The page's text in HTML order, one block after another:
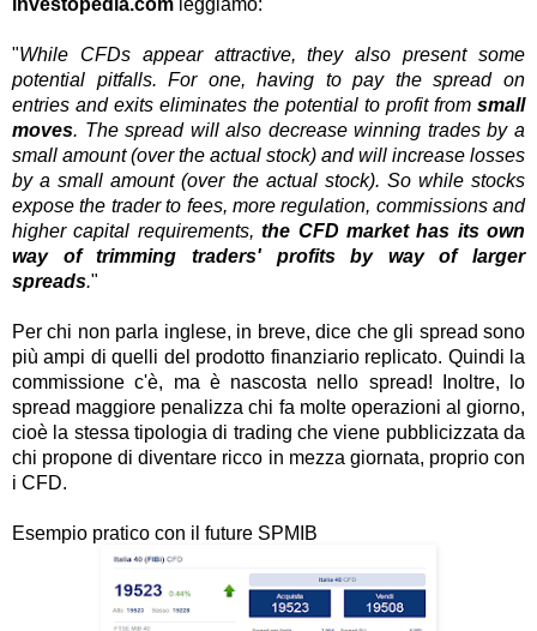
"While CFDs appear attractive, they also present some
potential pitfalls. For one, having to pay the spread on
entries and exits eliminates the potential to profit from small
moves. The spread will also decrease winning trades by a
small amount (over the actual stock) and will increase losses
by a small amount (over the actual stock). So while stocks
expose the trader to fees, more regulation, commissions and
higher capital requirements,the CFD market has its own
way of trimming traders' profits by way of larger
spreads."
Per chi non parla inglese, in breve, dice che gli spread sono
più ampi di quelli del prodotto finanziario replicato. Quindi la
commissione c'è, ma è nascosta nello spread! Inoltre, lo
spread maggiore penalizza chi fa molte operazioni al giorno,
cioè la stessa tipologia di trading che viene pubblicizzata da
chi propone di diventare ricco in mezza giornata, proprio con
i CFD.
Esempio pratico con il future SPMIB